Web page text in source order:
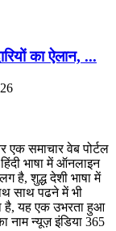
का ऐलान, ...
समाचार वेब पोर्टल
भाषा में ऑनलाइन
है, शुद्ध देशी भाषा में
साथ पढने में भी
है, यह एक उभरता हुआ
नाम न्यूज़ इंडिया 365